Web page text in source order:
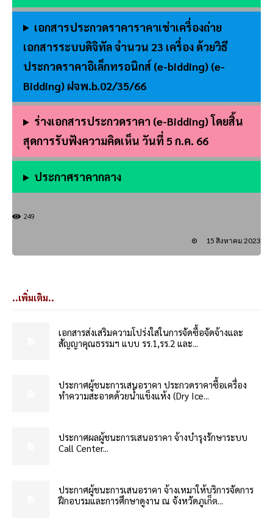
เอกสารประกวดราคาราคาเช่าเครื่องถ่าย
เอกสารระบบดิจิทัล จำนวน 23 เครื่อง ด้วยวิธี
ประกวดราคาอิเล็กทรอนิกส์ (e-bidding) (e-
Bidding) ฝจพ.b.02/35/66
ร่างเอกสารประกวดราคา (e-Bidding) โดยสิ้น
สุดการรับฟังความคิดเห็น วันที่ 5 ก.ค. 66
ประกาศราคากลาง
249
15 สิงหาคม 2023
..เพิ่มเติม..
เอกสารส่งเสริมความโปร่งใสในการจัดซื้อจัดจ้างและ
สัญญาคุณธรรมฯ แบบ รร.1,รร.2 และ...
ประกาศผู้ชนะการเสนอราคา ประกวดราคาซื้อเครื่อง
ทำความสะอาดด้วยน้ำแข็งแห้ง (Dry Ice...
ประกาศผลผู้ชนะการเสนอราคา จ้างบำรุงรักษาระบบ
Call Center...
ประกาศผู้ชนะการเสนอราคา จ้างเหมาให้บริการจัดการ
ฝึกอบรมและการศึกษาดูงาน ณ จังหวัดภูเก็ต...